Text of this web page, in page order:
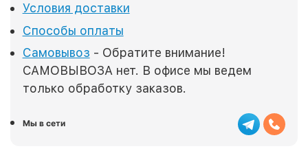
Условия доставки
Способы оплаты
Самовывоз - Обратите внимание!
САМОВЫВОЗА нет. В офисе мы ведем
только обработку заказов.
Мы в сети